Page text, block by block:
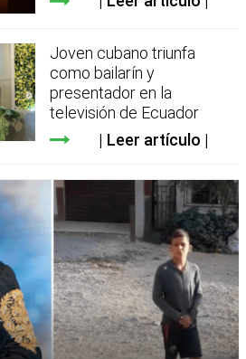
Joven cubano triunfa
como bailarín y
presentador en la
televisión de Ecuador
Leer artículo